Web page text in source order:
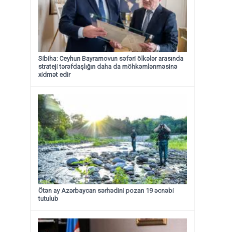
Sibiha: Ceyhun Bayramovun səfəri ölkələr arasında
strateji tərəfdaşlığın daha da möhkəmlənməsinə
xidmət edir
Ötən ay Azərbaycan sərhədini pozan 19 əcnəbi
tutulub